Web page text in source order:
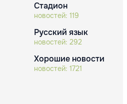
Стадион
новостей: 119
Русский язык
новостей: 292
Хорошие новости
новостей: 1721